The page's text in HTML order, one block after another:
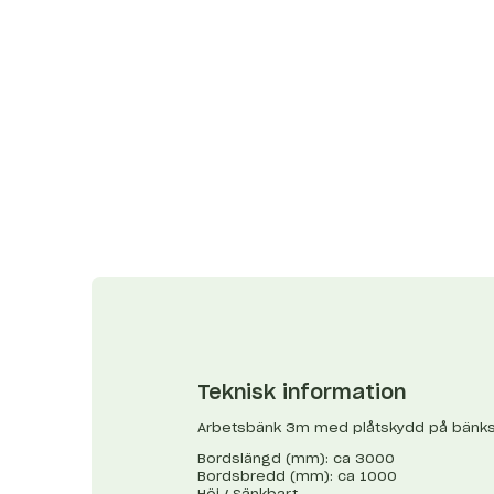
Teknisk information
Arbetsbänk 3m med plåtskydd på
Bordslängd (mm): ca 3000
Bordsbredd (mm): ca 1000